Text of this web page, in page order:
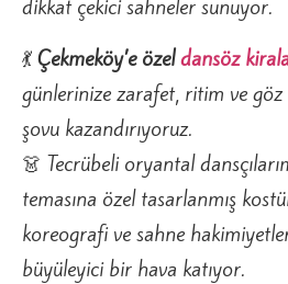
dikkat çekici sahneler sunuyor.
💃Çekmeköy’e özeldansöz
günlerinize zarafet, ritim ve göz
şovu kazandırıyoruz.
👗 Tecrübeli oryantal
temasına özel tasarlanmış
koreografi ve sahne
büyüleyici bir hava katıyor.